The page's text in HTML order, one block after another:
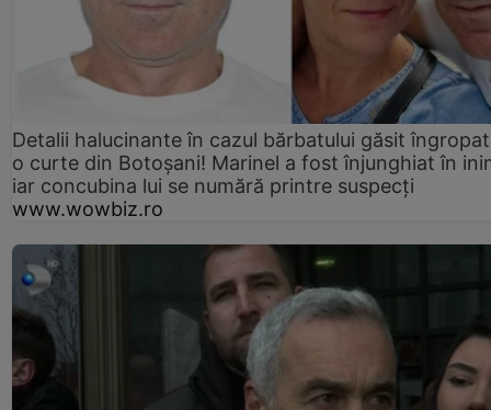
Detalii halucinante în cazul bărbatului găsit
o curte din Botoșani! Marinel a fost înjunghiat în
iar concubina lui se numără printre suspecți
www.wowbiz.ro